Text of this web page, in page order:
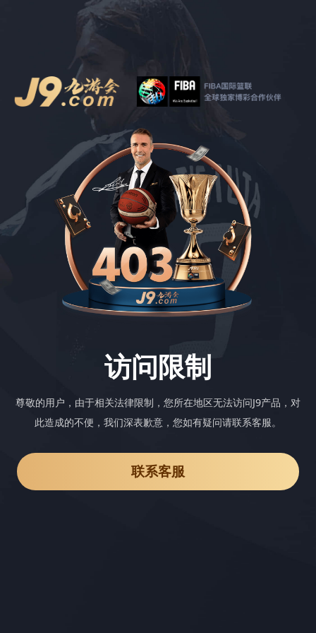
访问限制
尊敬的用户，由于相关法律限制，您所在地区无法访问J9产品，对
此造成的不便，我们深表歉意，您如有疑问请联系客服。
联系客服